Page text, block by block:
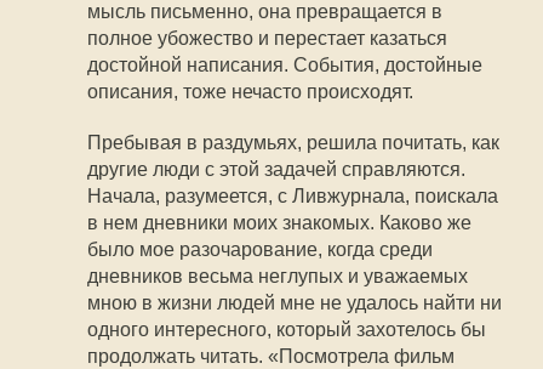
мысль письменно, она превращается в
полное убожество и перестает казаться
достойной написания. События, достойные
описания, тоже нечасто происходят.
Пребывая в раздумьях, решила почитать, как
другие люди с этой задачей справляются.
Начала, разумеется, с Ливжурнала, поискала
в нем дневники моих знакомых. Каково же
было мое разочарование, когда среди
дневников весьма неглупых и уважаемых
мною в жизни людей мне не удалось найти ни
одного интересного, который захотелось бы
продолжать читать. «Посмотрела фильм